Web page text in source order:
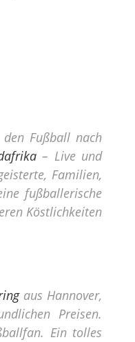
Fußball nach
– Live und
Familien,
fußballerische
Köstlichkeiten
aus Hannover,
Preisen.
Ein tolles